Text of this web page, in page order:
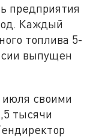
предприятия
Каждый
топлива 5-
выпущен
июля своими
тысячи